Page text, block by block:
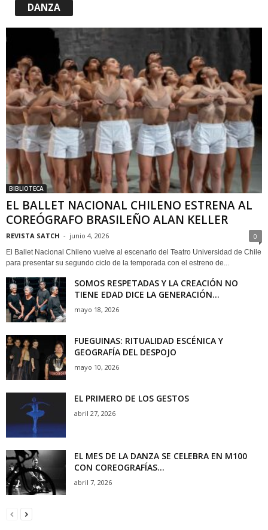
DANZA
BIBLIOTECA
EL BALLET NACIONAL CHILENO ESTRENA AL
COREÓGRAFO BRASILEÑO ALAN KELLER
REVISTA SATCH - junio 4, 2026 0
El Ballet Nacional Chileno vuelve al escenario del Teatro Universidad de Chile
para presentar su segundo ciclo de la temporada con el estreno de...
SOMOS RESPETADAS Y LA CREACIÓN NO
TIENE EDAD DICE LA GENERACIÓN...
mayo 18, 2026
FUEGUINAS: RITUALIDAD ESCÉNICA Y
GEOGRAFÍA DEL DESPOJO
mayo 10, 2026
EL PRIMERO DE LOS GESTOS
abril 27, 2026
EL MES DE LA DANZA SE CELEBRA EN M100
CON COREOGRAFÍAS...
abril 7, 2026